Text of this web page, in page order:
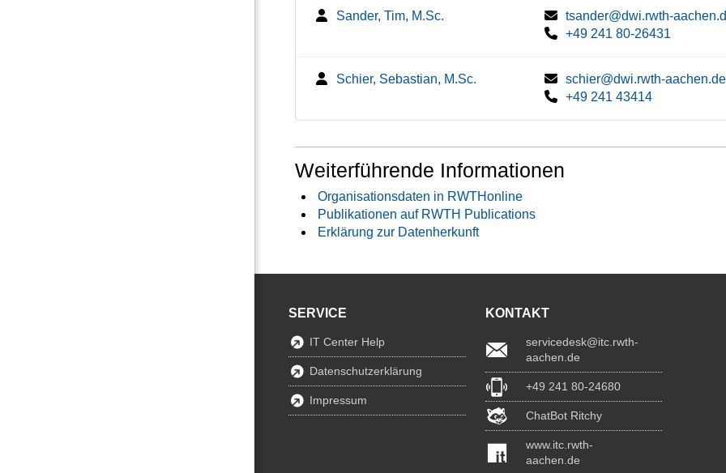
Sander, Tim, M.Sc.
tsander@dwi.rwth-
+49 241 80-26431
Schier, Sebastian, M.Sc.
schier@dwi.rwth-aachen.de
+49 241 43414
Weiterführende Informationen
Organisationsdaten in RWTHonline
Publikationen auf RWTH Publications
Erklärung zur Datenherkunft
SERVICE
IT Center Help
Datenschutzerklärung
Impressum
KONTAKT
servicedesk@itc.rwth-
aachen.de
+49 241 80-24680
ChatBot Ritchy
www.itc.rwth-
aachen.de